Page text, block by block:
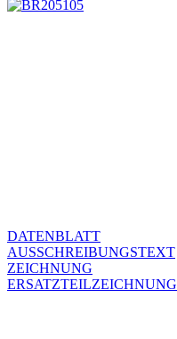
DATENBLATT
AUSSCHREIBUNGSTEXT
ZEICHNUNG
ERSATZTEILZEICHNUNG